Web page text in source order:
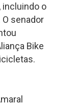
incluindo o
senador
Bike